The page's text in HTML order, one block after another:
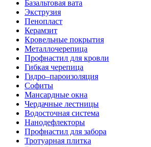
Базальтовая вата
Экструзия
Пенопласт
Керамзит
Кровельные покрытия
Металлочерепица
Профнастил для кровли
Гибкая черепица
Гидро–пароизоляция
Софиты
Мансардные окна
Чердачные лестницы
Водосточная система
Нанодефлекторы
Профнастил для забора
Тротуарная плитка